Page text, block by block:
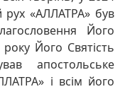
рух «АЛЛАТРА» був
Його
Його Святість
апостольське
і всім його